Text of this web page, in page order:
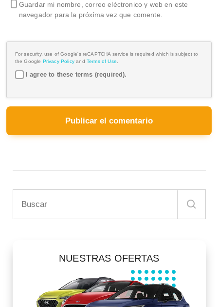
Guardar mi nombre, correo eléctronico y web en este
navegador para la próxima vez que comente.
For security, use of Google's reCAPTCHA service is required which is subject to
the Google Privacy Policy and Terms of Use
I agree to these terms (required).
NUESTRAS OFERTAS